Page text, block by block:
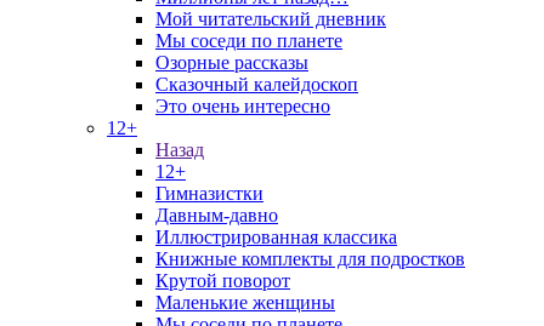
Мой читательский дневник
Мы соседи по планете
Озорные рассказы
Сказочный калейдоскоп
Это очень интересно
12+
Назад
12+
Гимназистки
Давным-давно
Иллюстрированная классика
Книжные комплекты для подростков
Крутой поворот
Маленькие женщины